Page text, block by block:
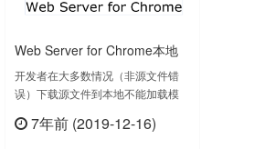
Web Server for Chrome本地
WEB服务器环境搭建
开发者在大多数情况（非源文件错
误）下载源文件到本地不能加载模
WEB服务器。那么本地没有搭建欢
7年前 (2019-12-16)